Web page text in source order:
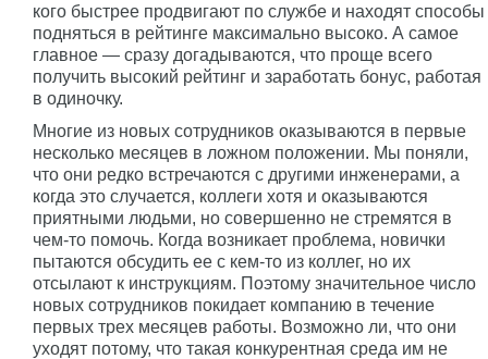
кого быстрее продвигают по службе и находят способы
подняться в рейтинге максимально высоко. А самое
главное — сразу догадываются, что проще всего
получить высокий рейтинг и заработать бонус, работая
в одиночку.
Многие из новых сотрудников оказываются в первые
несколько месяцев в ложном положении. Мы поняли,
что они редко встречаются с другими инженерами, а
когда это случается, коллеги хотя и оказываются
приятными людьми, но совершенно не стремятся в
чем-то помочь. Когда возникает проблема, новички
пытаются обсудить ее с кем-то из коллег, но их
отсылают к инструкциям. Поэтому значительное число
новых сотрудников покидает компанию в течение
первых трех месяцев работы. Возможно ли, что они
уходят потому, что такая конкурентная среда им не